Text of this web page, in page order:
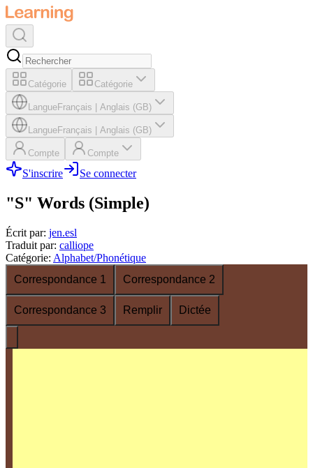
Catégorie Catégorie
LangueFrançais Anglais (GB)
LangueFrançais Anglais (GB)
Compte Compte
S'inscrire Se connecter
"S" Words (Simple)
Écrit par: jen.esl
Traduit par: calliope
Catégorie: Alphabet/Phonétique
Correspondance 1
Correspondance 2
Correspondance 3 Remplir Dictée